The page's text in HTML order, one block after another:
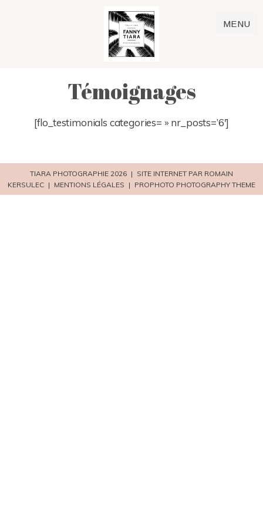
MENU
Témoignages
[flo_testimonials categories= » nr_posts=’6′]
TIARA PHOTOGRAPHIE 2026 | SITE INTERNET PAR ROMAIN
KERSULEC | MENTIONS LÉGALES | PROPHOTO PHOTOGRAPHY THEME